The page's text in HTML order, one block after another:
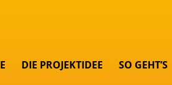
DIE PROJEKTIDEE SO GEHT’S